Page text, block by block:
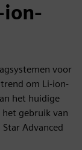
ion-
voor
om Li-ion-
het huidige
gebruik van
Advanced